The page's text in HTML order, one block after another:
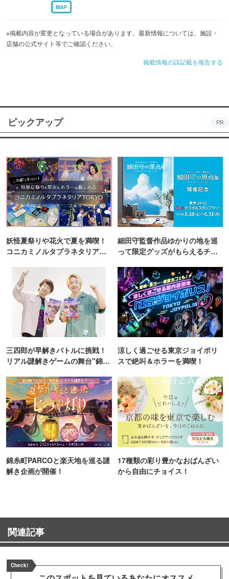
MAP
※掲載内容が変更となっている場合があります。最新情報については、施設・
店舗の公式サイト等でご確認ください。
掲載情報の誤記載を報告する
ピックアップ PR
妖怪夏祭りや花火で夏を満喫！
コニカミノルタプラネタリア
細田守監督作品ゆかりの地を巡
って限定グッズがもらえるチャ
三四郎が早解きバトルに挑戦！
リアル謎解きゲームの舞台"錦糸
涼しく過ごせる東京ジョイポリ
スで絶叫＆ホラーを満喫！
錦糸町PARCOと楽天地を巡る謎
解き企画が開催！
17種類の彩り豊かなおばんざい
から自由にチョイス！
関連記事
Check!